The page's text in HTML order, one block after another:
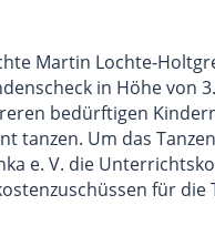
Martin Lochte-
in Höhe von
bedürftigen
tanzen. Um das
e. V. die
für